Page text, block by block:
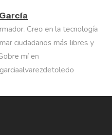
Creo en la tecnología
ciudadanos más libres y
mí en